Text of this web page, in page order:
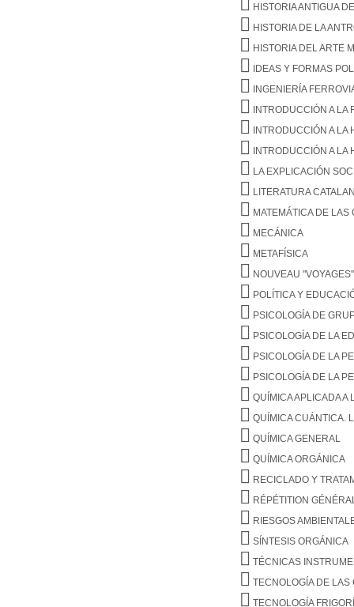
HISTORIA ANTIGUA
HISTORIA DE LA
HISTORIA DEL ARTE
IDEAS Y FORMAS
INGENIERÍA
INTRODUCCIÓN A LA
INTRODUCCIÓN A LA
INTRODUCCIÓN A LA
LA EXPLICACIÓN
LITERATURA
MATEMÁTICA DE
MECÁNICA
METAFÍSICA
NOUVEAU
POLÍTICA Y
PSICOLOGÍA DE
PSICOLOGÍA DE LA
PSICOLOGÍA DE LA
PSICOLOGÍA DE LA
QUÍMICA APLICADA A
QUÍMICA CUÁNTICA.
QUÍMICA GENERAL
QUÍMICA ORGÁNICA
RECICLADO Y
RÉPÉTITION
RIESGOS
SÍNTESIS ORGÁNICA
TÉCNICAS
TECNOLOGÍA DE
TECNOLOGÍA